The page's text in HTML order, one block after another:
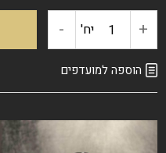
+ כמות
של
יח' -
הוספה למועדפים